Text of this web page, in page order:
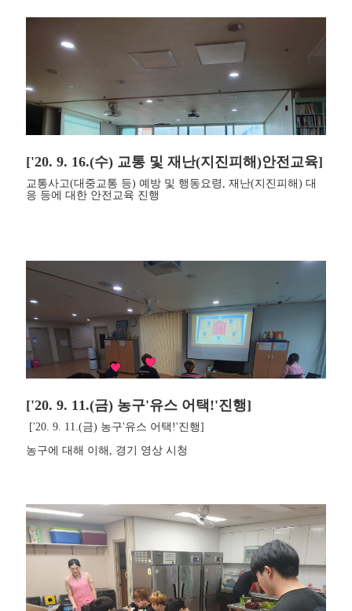
['20. 9. 16.(수) 교통 및 재난(지진피해)안전교육]
교통사고(대중교통 등) 예방 및 행동요령, 재난(지진피해) 대
응 등에 대한 안전교육 진행
['20. 9. 11.(금) 농구'유스 어택!'진행]
['20. 9. 11.(금) 농구'유스 어택!'진행]
농구에 대해 이해, 경기 영상 시청